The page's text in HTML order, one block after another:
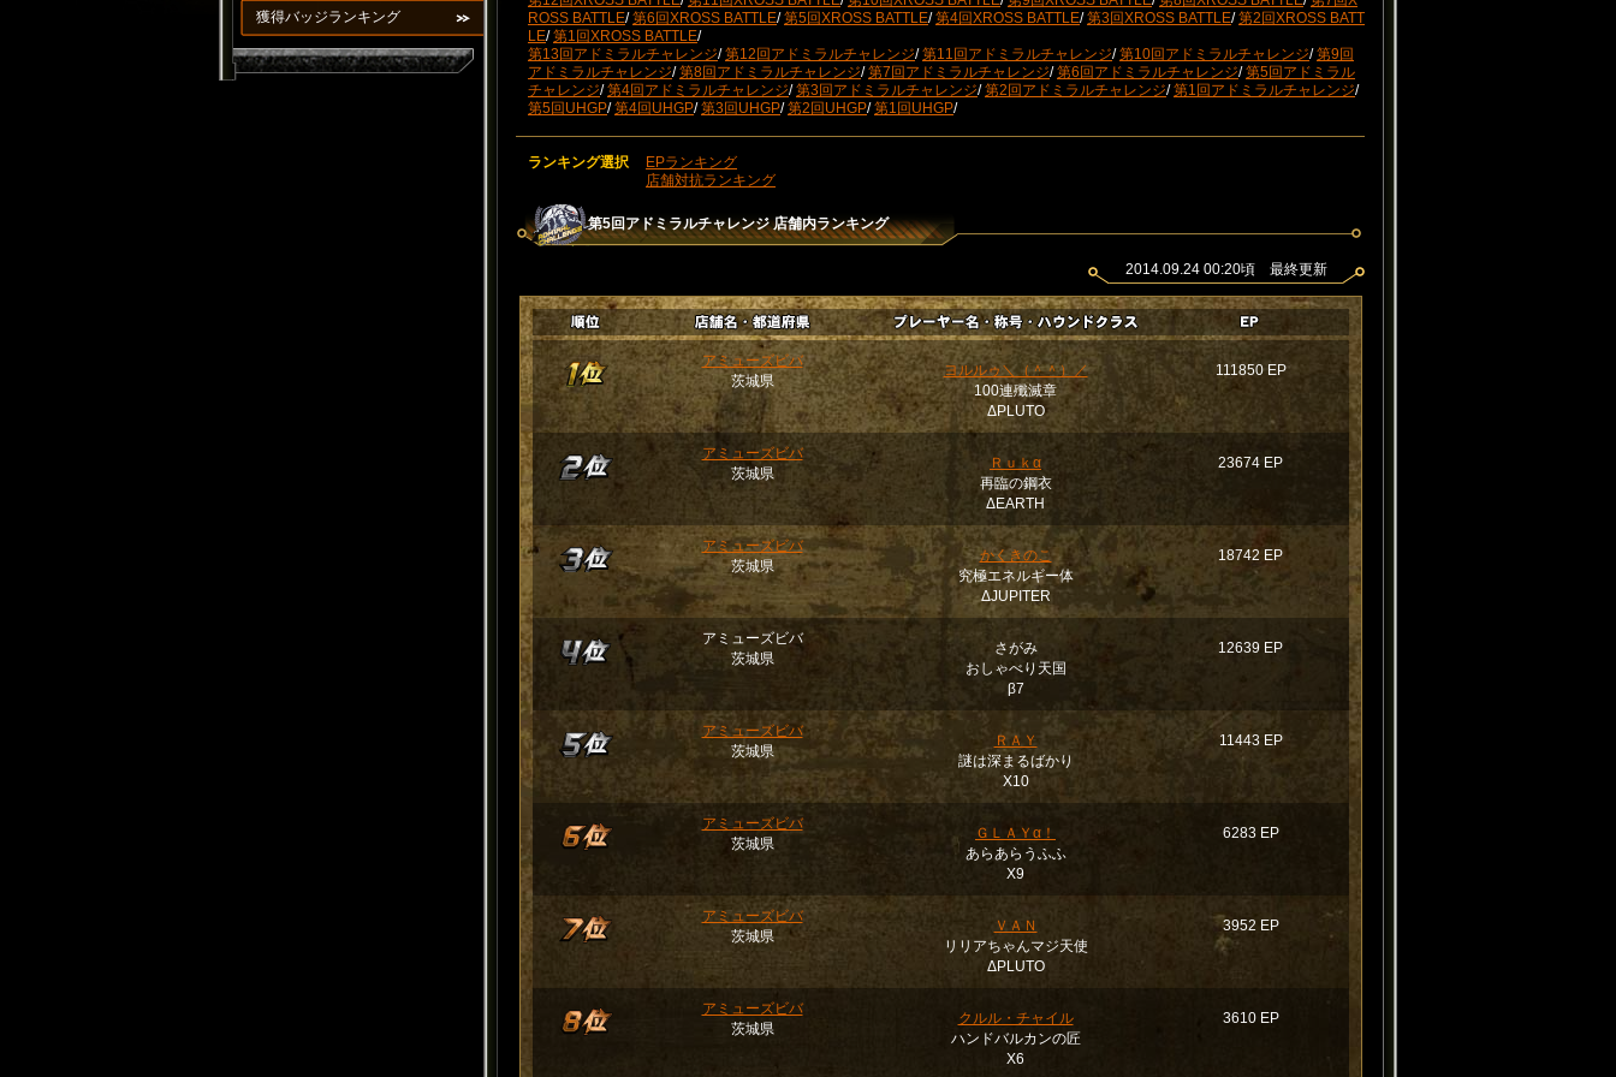
獲得バッジランキング
ROSS BATTLE/第6回XROSS BATTLE/第5回XROSS BATTLE/第4回XROSS BATTLE/第3回XROSS BATTLE/第2回XROSS BATT
LE/第1回XROSS BATTLE/
第13回アドミラルチャレンジ/第12回アドミラルチャレンジ/第11回アドミラルチャレンジ/第10回アドミラルチャレンジ/第9回
アドミラルチャレンジ/第8回アドミラルチャレンジ/第7回アドミラルチャレンジ/第6回アドミラルチャレンジ/第5回アドミラル
チャレンジ/第4回アドミラルチャレンジ/第3回アドミラルチャレンジ/第2回アドミラルチャレンジ/第1回アドミラルチャレンジ/
第5回UHGP/第4回UHGP/第3回UHGP/第2回UHGP/第1回UHGP/
ランキング選択
EPランキング
店舗対抗ランキング
第5回アドミラルチャレンジ店舗内ランキング
2014.09.24 00:20頃 最終更新
アミューズビバ
茨城県
ヨルルゥ＼（＾＾）／
100連殲滅章
ΔPLUTO
111850 EP
アミューズビバ
茨城県
Ｒｕｋα
再臨の鋼衣
ΔEARTH
23674 EP
アミューズビバ
茨城県
かくきのこ
究極エネルギー体
ΔJUPITER
18742 EP
アミューズビバ
茨城県
さがみ
おしゃべり天国
β7
12639 EP
アミューズビバ
茨城県
ＲＡＹ
謎は深まるばかり
Χ10
11443 EP
アミューズビバ
茨城県
ＧＬＡＹα！
あらあらうふふ
Χ9
6283 EP
アミューズビバ
茨城県
ＶＡＮ
リリアちゃんマジ天使
ΔPLUTO
3952 EP
アミューズビバ
茨城県
クルル・チャイル
ハンドバルカンの匠
Χ6
3610 EP